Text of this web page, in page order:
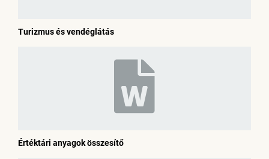
Turizmus és vendéglátás
Értéktári anyagok összesítő